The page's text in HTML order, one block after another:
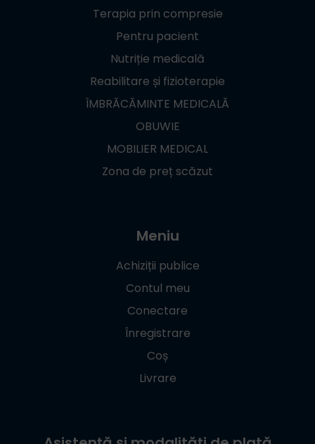
Terapia prin compresie
Pentru pacient
Nutriție medicală
Reabilitare și fizioterapie
ÎMBRĂCĂMINTE MEDICALĂ
OBUWIE
MOBILIER MEDICAL
Zona de preț scăzut
Meniu
Achiziții publice
Contul meu
Conectare
Înregistrare
Coș
Livrare